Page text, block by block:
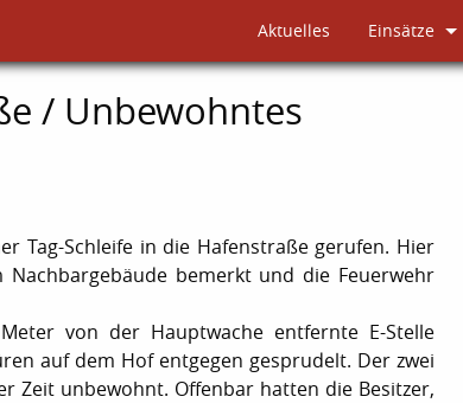
Aktuelles Einsätze
/ Unbewohntes
Tag-Schleife in die Hafenstraße gerufen. Hier
Nachbargebäude bemerkt und die Feuerwehr
von der Hauptwache entfernte E-Stelle
auf dem Hof entgegen gesprudelt. Der zwei
Zeit unbewohnt. Offenbar hatten die Besitzer,